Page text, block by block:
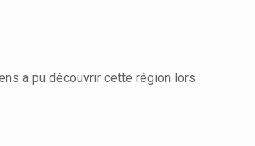
a pu découvrir cette région lors